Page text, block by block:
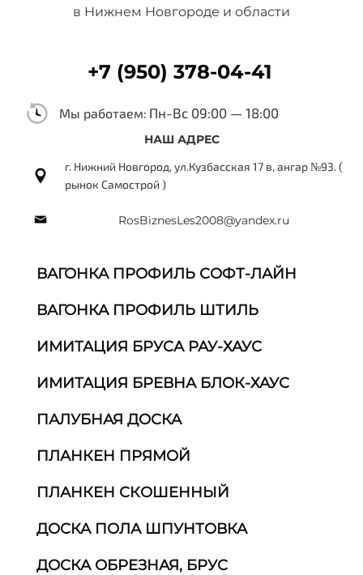
в Нижнем Новгороде и области
+7 (950) 378-04-41
Мы работаем: Пн-Вс 09:00 — 18:00
НАШ АДРЕС
г. Нижний Новгород, ул.Кузбасская 17 в, ангар №93. (
рынок Самострой )
RosBiznesLes2008@yandex.ru
ВАГОНКА ПРОФИЛЬ СОФТ-ЛАЙН
ВАГОНКА ПРОФИЛЬ ШТИЛЬ
ИМИТАЦИЯ БРУСА РАУ-ХАУС
ИМИТАЦИЯ БРЕВНА БЛОК-ХАУС
ПАЛУБНАЯ ДОСКА
ПЛАНКЕН ПРЯМОЙ
ПЛАНКЕН СКОШЕННЫЙ
ДОСКА ПОЛА ШПУНТОВКА
ДОСКА ОБРЕЗНАЯ, БРУС